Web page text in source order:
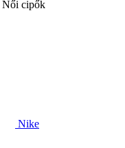
Női cipők
Nike